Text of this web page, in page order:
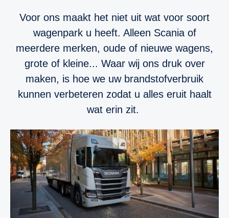
Voor ons maakt het niet uit wat voor soort
wagenpark u heeft. Alleen Scania of
meerdere merken, oude of nieuwe wagens,
grote of kleine... Waar wij ons druk over
maken, is hoe we uw brandstofverbruik
kunnen verbeteren zodat u alles eruit haalt
wat erin zit.